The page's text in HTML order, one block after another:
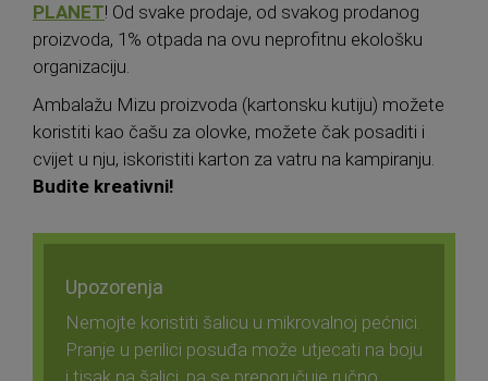
PLANET! Od svake prodaje, od svakog prodanog
proizvoda, 1% otpada na ovu neprofitnu ekološku
organizaciju.
Ambalažu Mizu proizvoda (kartonsku kutiju) možete
koristiti kao čašu za olovke, možete čak posaditi i
cvijet u nju, iskoristiti karton za vatru na kampiranju.
Budite kreativni!
Upozorenja
Nemojte koristiti šalicu u mikrovalnoj pećnici.
Pranje u perilici posuđa može utjecati na boju